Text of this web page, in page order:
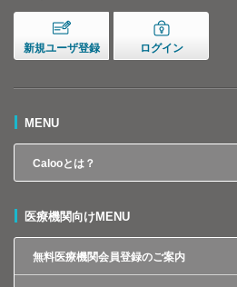
新規ユーザ登録 ログイン
MENU
Calooとは？
医療機関向けMENU
無料医療機関会員登録のご案内